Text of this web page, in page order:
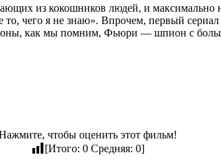
из кокошников людей, и максимально
чего я не знаю». Впрочем, первый
как мы помним, Фьюри — шпион с
чтобы оценить этот фильм!
[Итого: 0Средняя: 0]